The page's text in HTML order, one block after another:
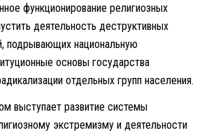
функционирование религиозных
деятельность деструктивных
подрывающих национальную
основы государства
отдельных групп населения.
выступает развитие системы
экстремизму и деятельности